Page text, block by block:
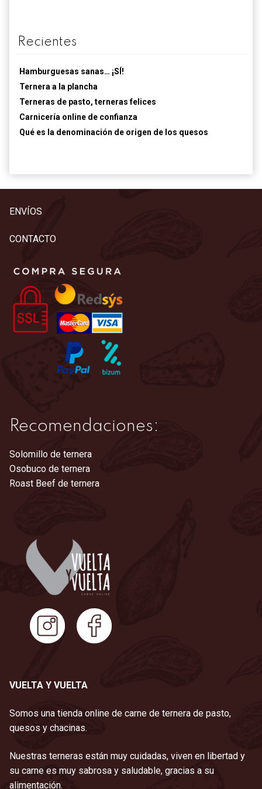
Recientes
Hamburguesas sanas… ¡SÍ!
Ternera a la plancha
Terneras de pasto, terneras felices
Carnicería online de confianza
Qué es la denominación de origen de los quesos
ENVÍOS
CONTACTO
Recomendaciones:
Solomillo de ternera
Osobuco de ternera
Roast Beef de ternera
VUELTA Y VUELTA
Somos una tienda online de carne de ternera de pasto,
quesos y chacinas.
Nuestras terneras están muy cuidadas, viven en libertad y
su carne es muy sabrosa y saludable, gracias a su
alimentación.